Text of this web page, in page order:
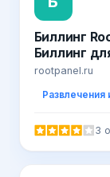
Биллинг
Биллинг
продаж
rootpanel.ru
Развлечения
3